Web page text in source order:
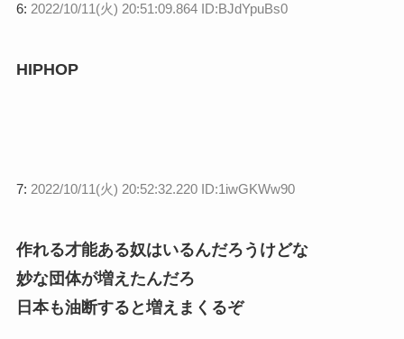
6: 2022/10/11(火) 20:51:09.864 ID:BJdYpuBs0
HIPHOP
7: 2022/10/11(火) 20:52:32.220 ID:1iwGKWw90
作れる才能ある奴はいるんだろうけどな
妙な団体が増えたんだろ
日本も油断すると増えまくるぞ